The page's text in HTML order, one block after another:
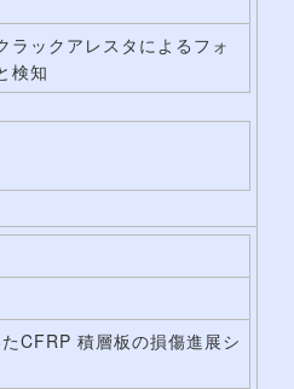
ラックアレスタによるフォ
検知
CFRP 積層板の損傷進展シ